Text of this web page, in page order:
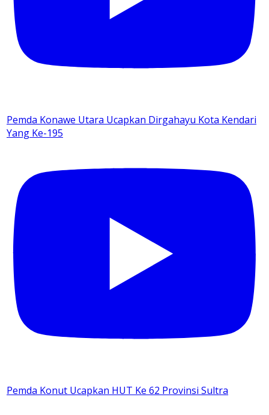
Pemda Konawe Utara Ucapkan Dirgahayu Kota Kendari
Yang Ke-195
Pemda Konut Ucapkan HUT Ke 62 Provinsi Sultra